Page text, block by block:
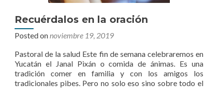
Recuérdalos en la oración
Posted onnoviembre 19, 2019
Pastoral de la salud Este fin de semana celebraremos en
Yucatán el Janal Pixán o comida de ánimas. Es una
tradición comer en familia y con los amigos los
tradicionales pibes. Pero no solo eso sino sobre todo el